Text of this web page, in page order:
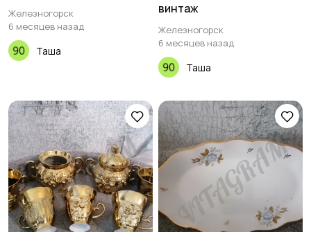
Железногорск
6 месяцев назад
Таша
винтаж
Железногорск
6 месяцев назад
Таша